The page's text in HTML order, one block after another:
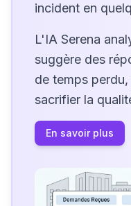
incident en
L'IA Serena
suggère des
de temps
sacrifier la
En savoir plus